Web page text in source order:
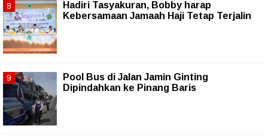
Hadiri Tasyakuran, Bobby harap
Kebersamaan Jamaah Haji Tetap Terjalin
Pool Bus di Jalan Jamin Ginting
Dipindahkan ke Pinang Baris